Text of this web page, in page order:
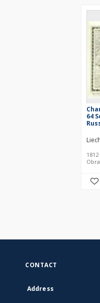
64
1812
CONTACT
Address